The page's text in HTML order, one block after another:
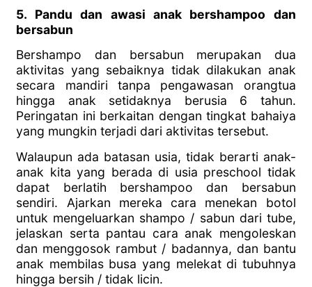
5. Pandu dan awasi anak bershampoo dan
bersabun
Bershampo dan bersabun merupakan dua
aktivitas yang sebaiknya tidak dilakukan anak
secara mandiri tanpa pengawasan orangtua
hingga anak setidaknya berusia 6 tahun.
Peringatan ini berkaitan dengan tingkat bahaiya
yang mungkin terjadi dari aktivitas tersebut.
Walaupun ada batasan usia, tidak berarti anak-
anak kita yang berada di usia preschool tidak
dapat berlatih bershampoo dan bersabun
sendiri. Ajarkan mereka cara menekan botol
untuk mengeluarkan shampo / sabun dari tube,
jelaskan serta pantau cara anak mengoleskan
dan menggosok rambut / badannya, dan bantu
anak membilas busa yang melekat di tubuhnya
hingga bersih / tidak licin.